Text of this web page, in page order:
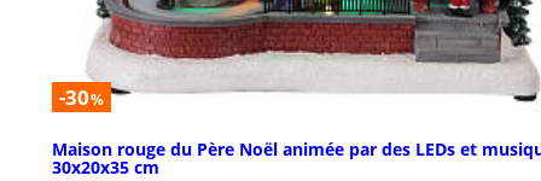
-30%
Maison rouge du Père Noël animée par des LEDs et
30x20x35 cm